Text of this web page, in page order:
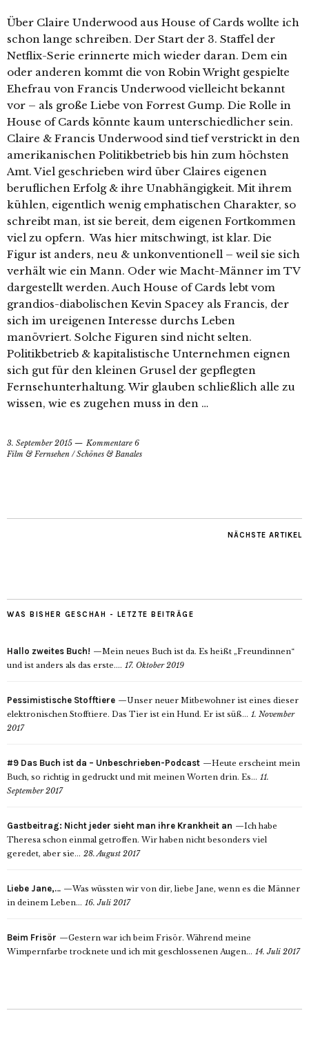
Über Claire Underwood aus House of Cards wollte ich
schon lange schreiben. Der Start der 3. Staffel der
Netflix-Serie erinnerte mich wieder daran. Dem ein
oder anderen kommt die von Robin Wright gespielte
Ehefrau von Francis Underwood vielleicht bekannt
vor – als große Liebe von Forrest Gump. Die Rolle in
House of Cards könnte kaum unterschiedlicher sein.
Claire & Francis Underwood sind tief verstrickt in den
amerikanischen Politikbetrieb bis hin zum höchsten
Amt. Viel geschrieben wird über Claires eigenen
beruflichen Erfolg & ihre Unabhängigkeit. Mit ihrem
kühlen, eigentlich wenig emphatischen Charakter, so
schreibt man, ist sie bereit, dem eigenen Fortkommen
viel zu opfern. Was hier mitschwingt, ist klar. Die
Figur ist anders, neu & unkonventionell – weil sie sich
verhält wie ein Mann. Oder wie Macht-Männer im TV
dargestellt werden. Auch House of Cards lebt vom
grandios-diabolischen Kevin Spacey als Francis, der
sich im ureigenen Interesse durchs Leben
manövriert. Solche Figuren sind nicht selten.
Politikbetrieb & kapitalistische Unternehmen eignen
sich gut für den kleinen Grusel der gepflegten
Fernsehunterhaltung. Wir glauben schließlich alle zu
wissen, wie es zugehen muss in den …
3. September 2015
Kommentare 6
Film & Fernsehen /Schönes & Banales
NÄCHSTE ARTIKEL
WAS BISHER GESCHAH - LETZTE BEITRÄGE
Hallo zweites Buch!
Mein neues Buch ist da. Es heißt „Freundinnen“
und ist anders als das erste.... 17. Oktober 2019
Pessimistische Stofftiere
Unser neuer Mitbewohner ist eines dieser
elektronischen Stofftiere. Das Tier ist ein Hund. Er ist süß... 1. November
2017
#9 Das Buch ist da – Unbeschrieben-Podcast
Heute erscheint mein
Buch, so richtig in gedruckt und mit meinen Worten drin. Es... 11.
September 2017
Gastbeitrag: Nicht jeder sieht man ihre Krankheit an
Ich habe
Theresa schon einmal getroffen. Wir haben nicht besonders viel
geredet, aber sie... 28. August 2017
Liebe Jane,…
Was wüssten wir von dir, liebe Jane, wenn es die Männer
in deinem Leben... 16. Juli 2017
Beim Frisör
Gestern war ich beim Frisör. Während meine
Wimpernfarbe trocknete und ich mit geschlossenen Augen... 14. Juli 2017